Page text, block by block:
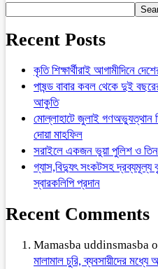
Recent Posts
কৃতি শিক্ষার্থীরাই আগামীদিনে
পাষন্ড বাবার কবল থেকে দুই
আকুতি
মোল্লাহাটে জুলাই গণঅভ্যুত্থান
দোয়া মাহফিল
সরাইলে একজন ভুয়া পুলিশ ও
গ্যাস,বিদ্যুৎ সংকটসহ দ্রব্যমূল্য
স্বারকলিপি প্রদান
Recent Comments
Mamasba uddinsmasba
মালামাল চুরি, ব্যবসায়ীদের